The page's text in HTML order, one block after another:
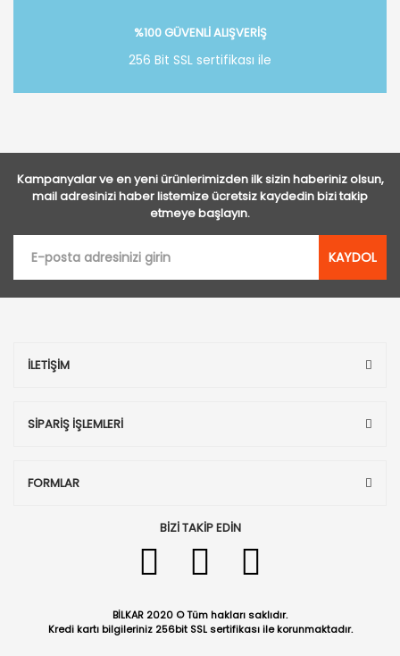
%100 GÜVENLİ ALIŞVERİŞ
256 Bit SSL sertifikası ile
Kampanyalar ve en yeni ürünlerimizden ilk sizin haberiniz olsun,
mail adresinizi haber listemize ücretsiz kaydedin bizi takip
etmeye başlayın.
KAYDOL
İLETİŞİM
SİPARİŞ İŞLEMLERİ
FORMLAR
BİZİ TAKİP EDİN
BİLKAR 2020 © Tüm hakları saklıdır.
Kredi kartı bilgileriniz 256bit SSL sertifikası ile korunmaktadır.